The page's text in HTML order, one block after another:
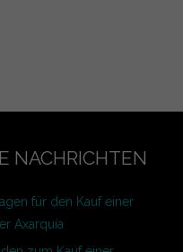
NACHRICHTEN
für den Kauf einer
Axarquía